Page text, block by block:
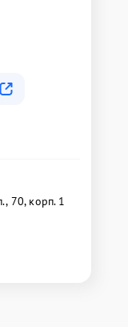
70, корп. 1